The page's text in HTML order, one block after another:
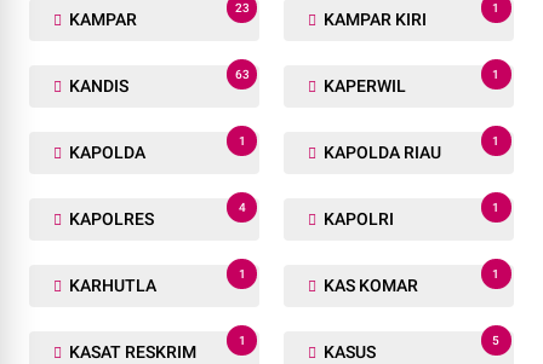
KAMPAR
23
KAMPAR KIRI
1
KANDIS
63
KAPERWIL
1
KAPOLDA
1
KAPOLDA RIAU
1
KAPOLRES
4
KAPOLRI
1
KARHUTLA
1
KAS KOMAR
1
KASAT RESKRIM
1
KASUS
5